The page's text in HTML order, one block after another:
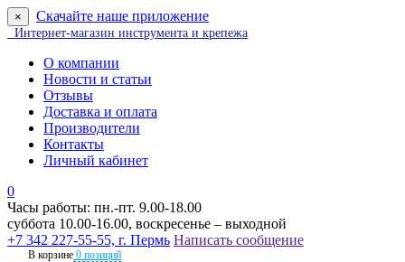
× Скачайте наше приложение
Интернет-магазин инструмента и крепежа
О компании
Новости и статьи
Отзывы
Доставка и оплата
Производители
Контакты
Личный кабинет
0
Часы работы: пн.-пт. 9.00-18.00
суббота 10.00-16.00, воскресенье – выходной
+7 342 227-55-55, г. Пермь Написать сообщение
В корзине 0 позиций